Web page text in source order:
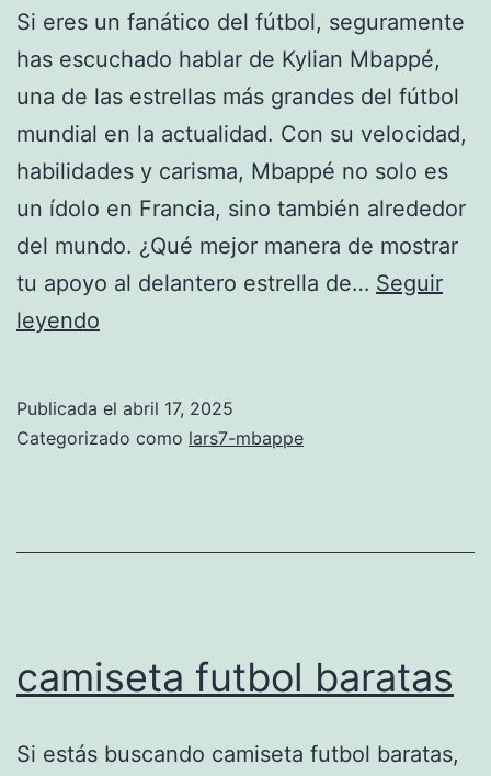
Si eres un fanático del fútbol, seguramente
has escuchado hablar de Kylian Mbappé,
una de las estrellas más grandes del fútbol
mundial en la actualidad. Con su velocidad,
habilidades y carisma, Mbappé no solo es
un ídolo en Francia, sino también alrededor
del mundo. ¿Qué mejor manera de mostrar
tu apoyo al delantero estrella de… Seguir
leyendo
Publicada el abril 17, 2025
Categorizado como lars7-mbappe
camiseta futbol baratas
Si estás buscando camiseta futbol baratas,